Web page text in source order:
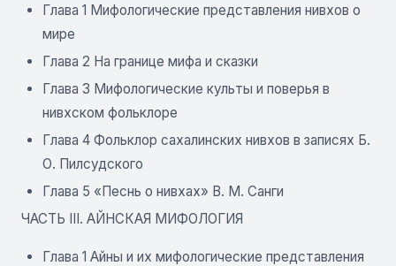
Глава 1 Мифологические представления нивхов о
мире
Глава 2 На границе мифа и сказки
Глава 3 Мифологические культы и поверья в
нивхском фольклоре
Глава 4 Фольклор сахалинских нивхов в записях Б.
О. Пилсудского
Глава 5 «Песнь о нивхах» В. М. Санги
ЧАСТЬ III. АЙНСКАЯ МИФОЛОГИЯ
Глава 1 Айны и их мифологические представления